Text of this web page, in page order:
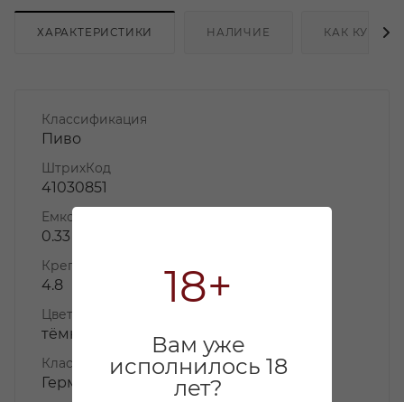
18+
Вам уже
исполнилось 18
лет?
ХАРАКТЕРИСТИКИ НАЛИЧИЕ КАК КУПИТЬ
Классификация
Пиво
ШтрихКод
41030851
Емкость
0.33
Крепость
4.8
Цвета
тёмное
КлассификаторСтранМира
Германия